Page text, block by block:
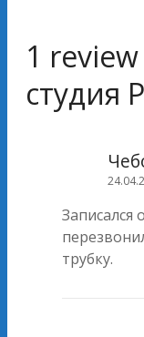
1
студия
Записался
трубку.